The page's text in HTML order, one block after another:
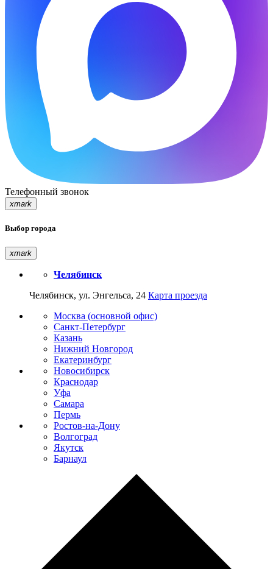
Телефонный звонок
xmark
Выбор города
xmark
Челябинск
Челябинск, ул. Энгельса, 24 Карта проезда
Москва (основной офис)
Санкт-Петербург
Казань
Нижний Новгород
Екатеринбург
Новосибирск
Краснодар
Уфа
Самара
Пермь
Ростов-на-Дону
Волгоград
Якутск
Барнаул